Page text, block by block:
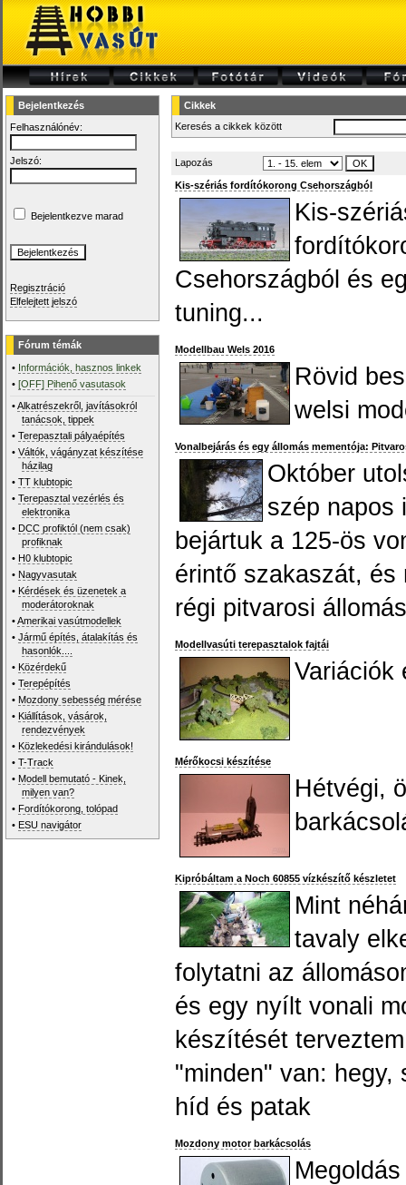
Bejelentkezés
Felhasználónév:
Jelszó:
Bejelentkezve marad
Regisztráció
Elfelejtett jelszó
Fórum témák
• Információk, hasznos linkek
•[OFF] Pihenő vasutasok
•Alkatrészekről, javításokról
tanácsok, tippek
•Terepasztali pályaépítés
•Váltók, vágányzat készítése
házilag
•TT klubtopic
•Terepasztal vezérlés és
elektronika
• DCC profiktól (nem csak)
profiknak
• H0 klubtopic
• Nagyvasutak
• Kérdések és üzenetek a
moderátoroknak
•Amerikai vasútmodellek
•Jármű építés, átalakítás és
hasonlók....
• Közérdekű
•Terepépítés
• Mozdony sebesség mérése
• Kiállítások, vásárok,
rendezvények
• Közlekedési kirándulások!
•T-Track
• Modell bemutató - Kinek,
milyen van?
• Fordítókorong, tolópad
• ESU navigátor
Cikkek
Keresés a cikkek között
Lapozás
Kis-szériás fordítókorong Csehországból
Kis-
Csehországból és
tuning...
Modellbau Wels 2016
Rövid
welsi
Vonalbejárás és egy állomás mementója:
Október
szép napos
bejártuk a 125-ös
érintő szakaszát, és
régi pitvarosi
Modellvasúti terepasztalok fajtái
Variációk
Mérőkocsi készítése
Hétvégi,
Kipróbáltam a Noch 60855 vízkészítő készletet
Mint
tavaly
folytatni az
és egy nyílt vonali
készítését
"minden" van: hegy,
híd és patak
Mozdony motor barkácsolás